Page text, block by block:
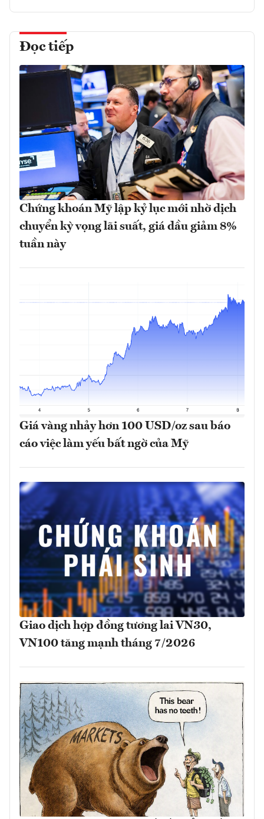
Đọc tiếp
Chứng khoán Mỹ lập kỷ lục mới nhờ dịch
chuyển kỳ vọng lãi suất, giá dầu giảm 8%
tuần này
Giá vàng nhảy hơn 100 USD/oz sau báo
cáo việc làm yếu bất ngờ của Mỹ
Giao dịch hợp đồng tương lai VN30,
VN100 tăng mạnh tháng 7/2026